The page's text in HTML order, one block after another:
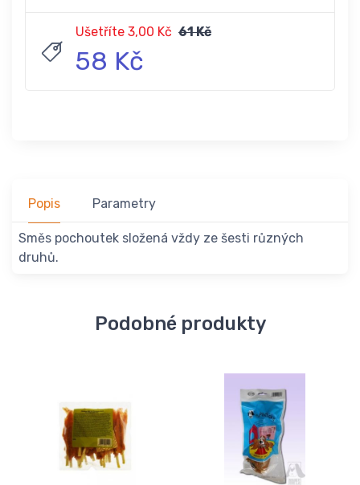
Ušetříte 3,00 Kč 61 Kč
58 Kč
Popis Parametry
Směs pochoutek složená vždy ze šesti různých
druhů.
Podobné produkty